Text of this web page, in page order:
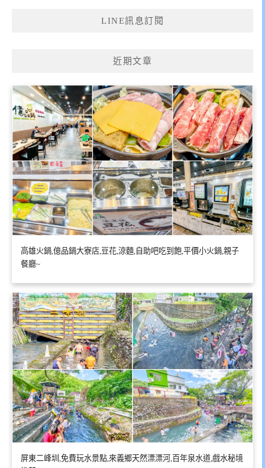
LINE訊息訂閱
近期文章
高雄火鍋,億品鍋大寮店,豆花,涼麵,自助吧吃到飽,平價小火鍋,親子
餐廳~
屏東二峰圳,免費玩水景點,來義鄉天然漂漂河,百年泉水道,戲水秘境